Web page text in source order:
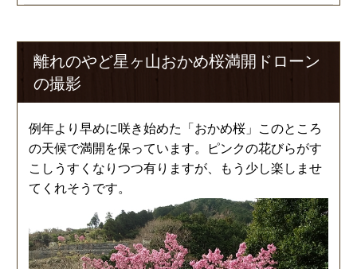
離れのやど星ヶ山おかめ桜満開ドローン
の撮影
例年より早めに咲き始めた「おかめ桜」このところ
の天候で満開を保っています。ピンクの花びらがす
こしうすくなりつつ有りますが、もう少し楽しませ
てくれそうです。